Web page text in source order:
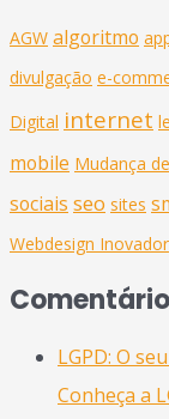
AGW algoritmo
divulgação e-
Digital internet
mobile Mudança
sociais seo sites
Webdesign Inovador
LGPD: O
Conheça a